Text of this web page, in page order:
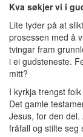
Kva søkjer vi i
Lite tyder på at
prosessen med å
tvingar fram
i ei gudsteneste.
mitt?
I kyrkja trengst
Det gamle
Jesus, for den
fråfall og stilte seg